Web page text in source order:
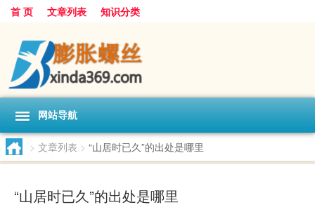
首 页 文章列表 知识分类
网站导航
> 文章列表 > “山居时已久”的出处是哪里
“山居时已久”的出处是哪里